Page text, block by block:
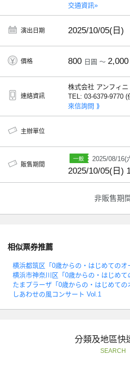
交通資訊»
演出日期 2025/10/05(日)
價格 800 日圓 ～ 2,000
連絡資訊
株式会社 アンフィニ
TEL: 03-6379-9770
來信詢問 ⟫
主辦單位
販售期間
2025/08/16(
2025/10/05(日)
非販售期
相似票券推薦
横浜都筑区「0歳からの・はじめてのオ
横浜市神奈川区「0歳からの・はじめて
たまプラーザ「0歳からの・はじめての
しあわせの風コンサート Vol.1
分類及地區快
SEARCH